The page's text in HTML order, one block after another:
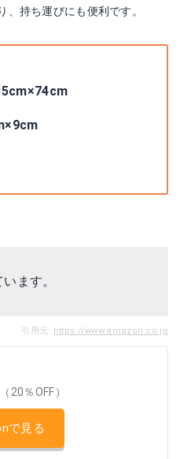
、持ち運びにも便利です。
ます。
引用元: https://www.amazon.co.jp
％OFF）
で見る